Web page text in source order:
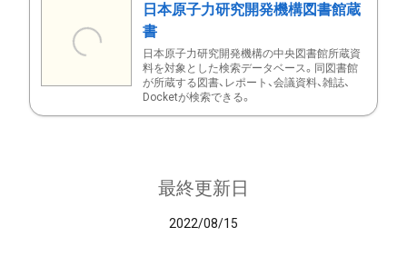
日本原子力研究開発機構図書館蔵
書
日本原子力研究開発機構の中央図書館所蔵資
料を対象とした検索データベース。同図書館
が所蔵する図書、レポート、会議資料、雑誌、
Docketが検索できる。
最終更新日
2022/08/15